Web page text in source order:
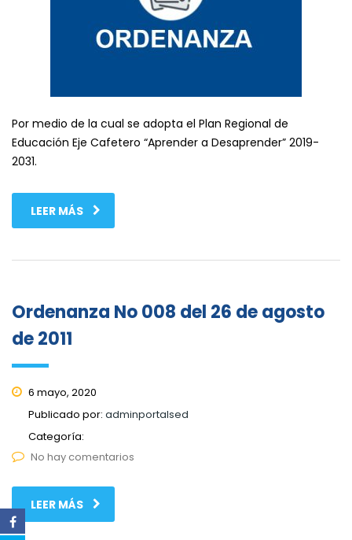
Por medio de la cual se adopta el Plan Regional de
Educación Eje Cafetero “Aprender a Desaprender” 2019-
2031.
LEER MÁS
Ordenanza No 008 del 26 de agosto
de 2011
6 mayo, 2020
Publicado por: adminportalsed
Categoría:
No hay comentarios
LEER MÁS